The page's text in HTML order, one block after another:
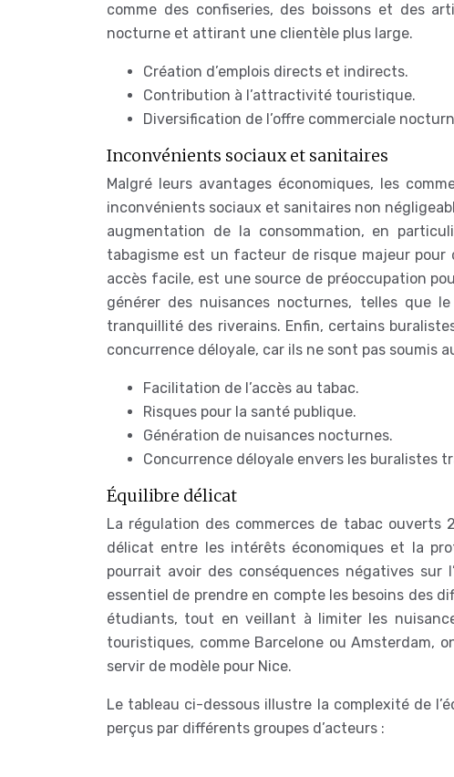
comme des confiseries, des boissons et des
nocturne et attirant une clientèle plus large.
Création d’emplois directs et indirects.
Contribution à l’attractivité touristique.
Diversification de l’offre commerciale
Inconvénients sociaux et sanitaires
Malgré leurs avantages économiques, les
inconvénients sociaux et sanitaires non
augmentation de la consommation, en
tabagisme est un facteur de risque majeur pour
accès facile, est une source de préoccupation
générer des nuisances nocturnes, telles que
tranquillité des riverains. Enfin, certains
concurrence déloyale, car ils ne sont pas soumis
Facilitation de l’accès au tabac.
Risques pour la santé publique.
Génération de nuisances nocturnes.
Concurrence déloyale envers les buralistes
Équilibre délicat
La régulation des commerces de tabac
délicat entre les intérêts économiques et la
pourrait avoir des conséquences négatives
essentiel de prendre en compte les besoins des
étudiants, tout en veillant à limiter les
touristiques, comme Barcelone ou Amsterdam,
servir de modèle pour Nice.
Le tableau ci-dessous illustre la complexité de
perçus par différents groupes d’acteurs :